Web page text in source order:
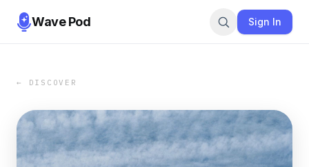
Wave Pod Sign In
← DISCOVER